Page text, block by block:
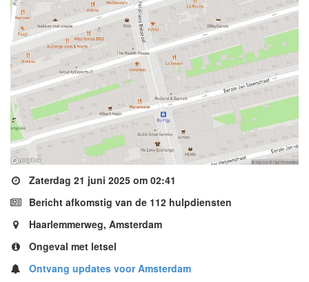
Zaterdag 21 juni 2025 om 02:41
Bericht afkomstig van de 112 hulpdiensten
Haarlemmerweg, Amsterdam
Ongeval met letsel
Ontvang updates voor Amsterdam